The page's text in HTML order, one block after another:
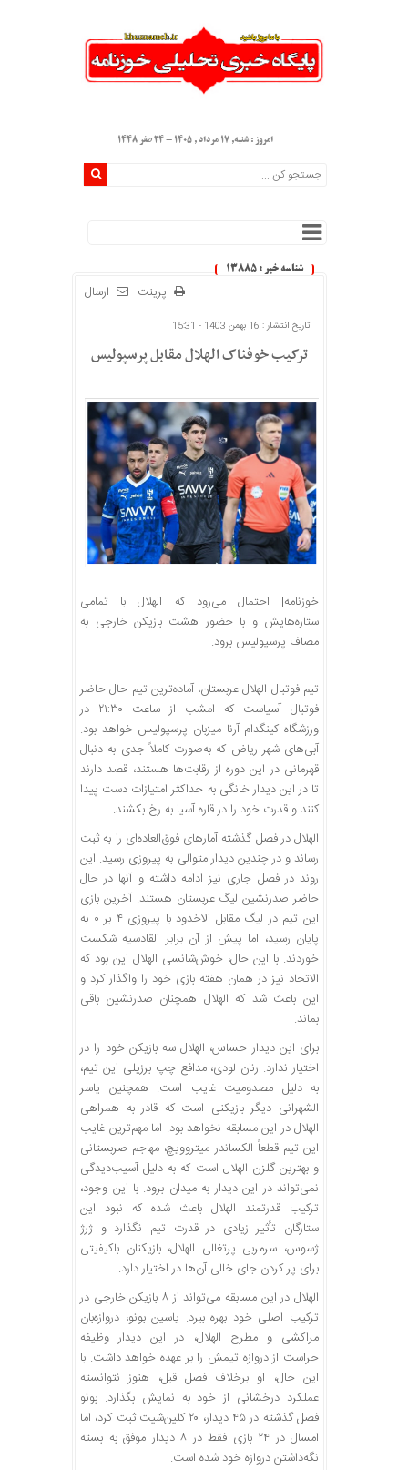
امروز : شنبه, ۱۷ مرداد , ۱۴۰۵ - 24 صفر 1448
شناسه خبر : 13885
ارسال پرینت
تاریخ انتشار : 16 بهمن 1403 - 15:31 |
ترکیب خوفناک الهلال مقابل پرسپولیس
خوزنامه| احتمال می‌رود که الهلال با تمامی
ستاره‌هایش و با حضور هشت بازیکن خارجی به
مصاف پرسپولیس برود.
تیم فوتبال الهلال عربستان، آماده‌ترین تیم حال حاضر
فوتبال آسیاست که امشب از ساعت ۲۱:۳۰ در
ورزشگاه کینگدام آرنا میزبان پرسپولیس خواهد بود.
آبی‌های شهر ریاض که به‌صورت کاملاً جدی به دنبال
قهرمانی در این دوره از رقابت‌ها هستند، قصد دارند
تا در این دیدار خانگی به حداکثر امتیازات دست پیدا
کنند و قدرت خود را در قاره آسیا به رخ بکشند.
الهلال در فصل گذشته آمارهای فوق‌العاده‌ای را به ثبت
رساند و در چندین دیدار متوالی به پیروزی رسید. این
روند در فصل جاری نیز ادامه داشته و آنها در حال
حاضر صدرنشین لیگ عربستان هستند. آخرین بازی
این تیم در لیگ مقابل الاخدود با پیروزی ۴ بر ۰ به
پایان رسید، اما پیش از آن برابر القادسیه شکست
خوردند. با این حال، خوش‌شانسی الهلال این بود که
الاتحاد نیز در همان هفته بازی خود را واگذار کرد و
این باعث شد که الهلال همچنان صدرنشین باقی
بماند.
برای این دیدار حساس، الهلال سه بازیکن خود را در
اختیار ندارد. رنان لودی، مدافع چپ برزیلی این تیم،
به دلیل مصدومیت غایب است. همچنین یاسر
الشهرانی دیگر بازیکنی است که قادر به همراهی
الهلال در این مسابقه نخواهد بود. اما مهم‌ترین غایب
این تیم قطعاً الکساندر میتروویچ، مهاجم صربستانی
و بهترین گلزن الهلال است که به دلیل آسیب‌دیدگی
نمی‌تواند در این دیدار به میدان برود. با این وجود،
ترکیب قدرتمند الهلال باعث شده که نبود این
ستارگان تأثیر زیادی در قدرت تیم نگذارد و ژرژ
ژسوس، سرمربی پرتغالی الهلال، بازیکنان باکیفیتی
برای پر کردن جای خالی آن‌ها در اختیار دارد.
الهلال در این مسابقه می‌تواند از ۸ بازیکن خارجی در
ترکیب اصلی خود بهره ببرد. یاسین بونو، دروازه‌بان
مراکشی و مطرح الهلال، در این دیدار وظیفه
حراست از دروازه تیمش را بر عهده خواهد داشت. با
این حال، او برخلاف فصل قبل، هنوز نتوانسته
عملکرد درخشانی از خود به نمایش بگذارد. بونو
فصل گذشته در ۴۵ دیدار، ۲۰ کلین‌شیت ثبت کرد، اما
امسال در ۲۴ بازی فقط در ۸ دیدار موفق به بسته
نگه‌داشتن دروازه خود شده است.